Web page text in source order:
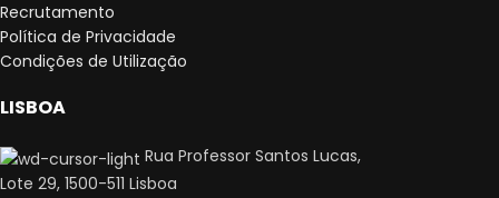
Recrutamento
Política de Privacidade
Condições de Utilização
LISBOA
Rua Professor Santos Lucas,
Lote 29, 1500-511 Lisboa